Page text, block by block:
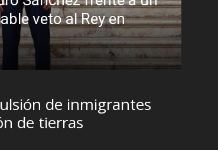
promiscuidad institucional
Foro de São Paulo
de inmigrantes
de tierras